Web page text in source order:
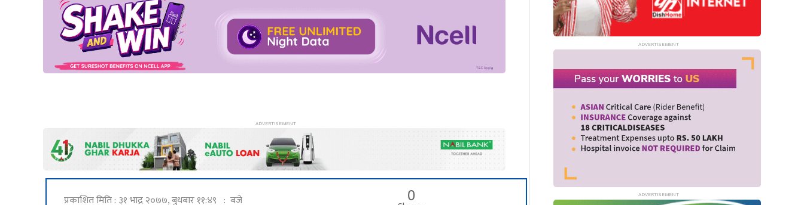
प्रकाशित मिति : ३१ भाद्र २०७७, बुधबार ११:४९ : बजे 0